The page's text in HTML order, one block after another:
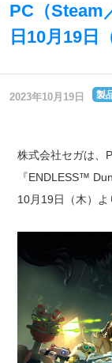
PC（Steam
日10月19日
2023年10月19日 製
株式会社セガは、
『ENDLESS™
10月19日（木）よ